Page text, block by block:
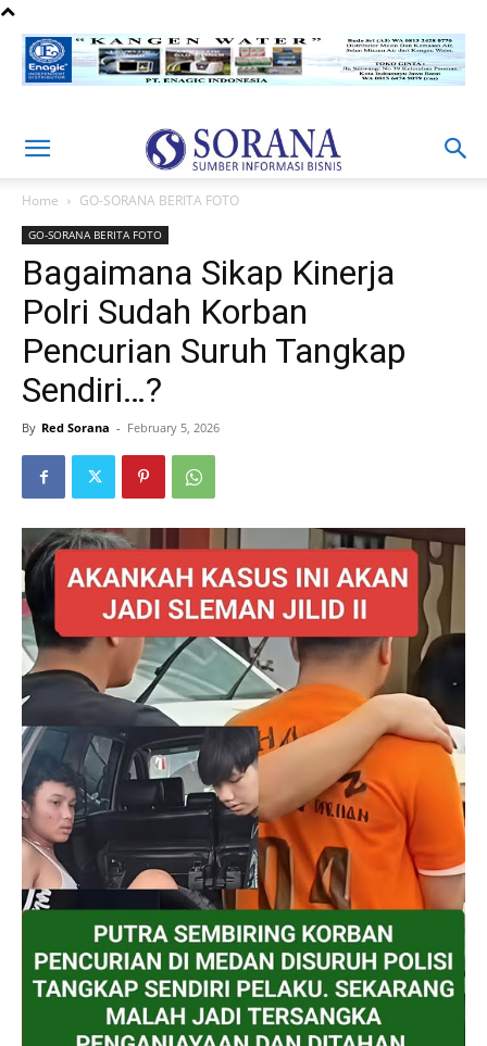
Home GO-SORANA BERITA FOTO
GO-SORANA BERITA FOTO
Bagaimana Sikap Kinerja
Polri Sudah Korban
Pencurian Suruh Tangkap
Sendiri…?
By Red Sorana - February 5, 2026